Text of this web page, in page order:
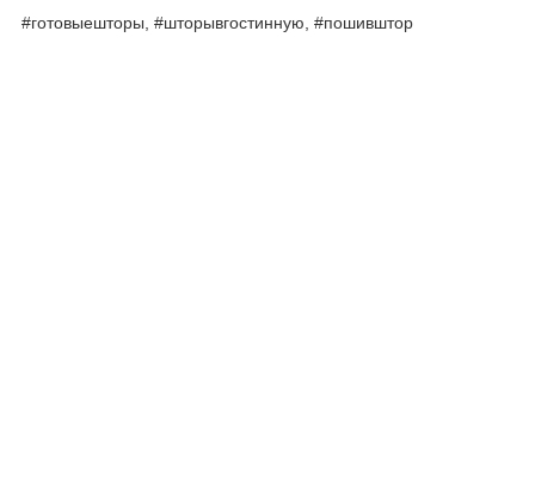
#готовыешторы, #шторывгостинную, #пошивштор